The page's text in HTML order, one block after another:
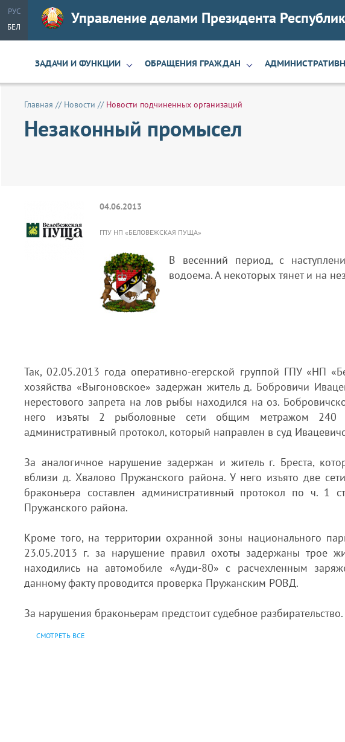
РУС
БЕЛ
Управление делами Президента
ЗАДАЧИ И ФУНКЦИИ ОБРАЩЕНИЯ ГРАЖДАН
Главная // Новости // Новости подчиненных организаций
Незаконный промысел
04.06.2013
ГПУ НП «БЕЛОВЕЖСКАЯ ПУЩА»
В весенний период, с
водоема. А некоторых тянет и на
Так, 02.05.2013 года оперативно-егерской группой ГПУ «НП
хозяйства «Выгоновское» задержан житель д. Бобровичи
нерестового запрета на лов рыбы находился на оз.
него изъяты 2 рыболовные сети общим метражом 240
административный протокол, который направлен в суд
За аналогичное нарушение задержан и житель г. Бреста,
вблизи д. Хвалово Пружанского района. У него изъято две
браконьера составлен административный протокол по ч.
Пружанского района.
Кроме того, на территории охранной зоны национального
23.05.2013 г. за нарушение правил охоты задержаны трое
находились на автомобиле «Ауди-80» с расчехленным
данному факту проводится проверка Пружанским РОВД.
За нарушения браконьерам предстоит судебное разбирательство.
СМОТРЕТЬ ВСЕ